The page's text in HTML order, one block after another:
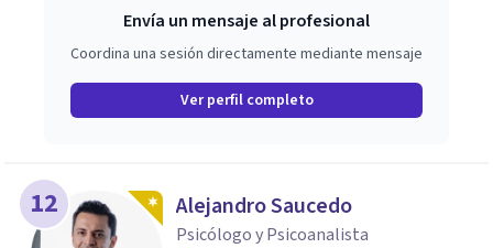
Envía un mensaje al profesional
Coordina una sesión directamente mediante mensaje
Ver perfil completo
12 Alejandro Saucedo
Psicólogo y Psicoanalista